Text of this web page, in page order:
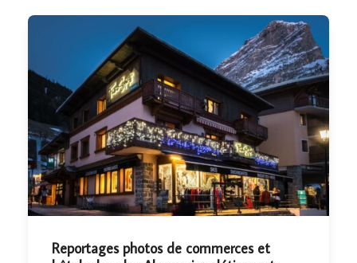
Reportages photos de commerces et